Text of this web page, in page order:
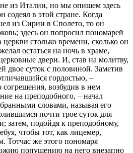
из Италии, но мы опишем здесь
содеял в этой стране. Когда
из Сирии в Сполето, то он
здесь он попросил пономарей
столько времени, сколько он
остаться на ночь в храме,
двери. И, став на молитву,
двое суток с половиной. Заметив
гордостью, –
согрешения, возбудив в нем
на преподобного, – начал
словами, называя его
почти трое суток для
затем, подойдя к преподобному,
чтобы тот, как лицемер,
Тотчас же этого пономаря
попущению на него внезапно